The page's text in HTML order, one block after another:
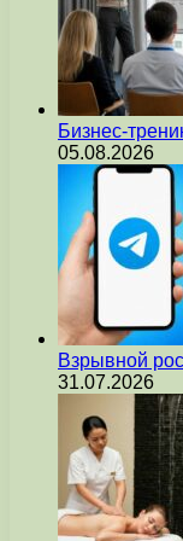
Бизнес-
05.08.2026
Взрывной
31.07.2026